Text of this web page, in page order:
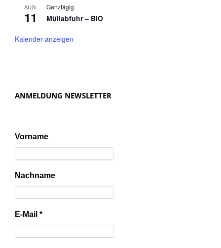
AUG.
11
Ganztägig
Müllabfuhr – BIO
Kalender anzeigen
ANMELDUNG NEWSLETTER
Vorname
Nachname
E-Mail *